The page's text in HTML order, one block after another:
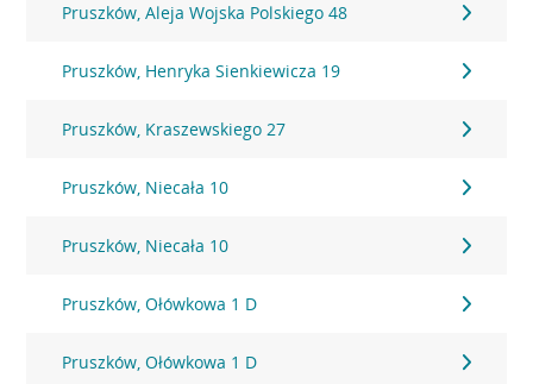
Pruszków, Aleja Wojska Polskiego 48
Pruszków, Henryka Sienkiewicza 19
Pruszków, Kraszewskiego 27
Pruszków, Niecała 10
Pruszków, Niecała 10
Pruszków, Ołówkowa 1 D
Pruszków, Ołówkowa 1 D